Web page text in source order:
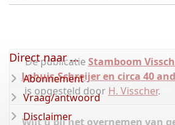
De publicatie Stamboom
Lohuis-Schreijer en circa 40
is opgesteld door H. Visscher.
Wilt u bij het overnemen van
Direct naar ...
Abonnement
Vraag/antwoord
Disclaimer